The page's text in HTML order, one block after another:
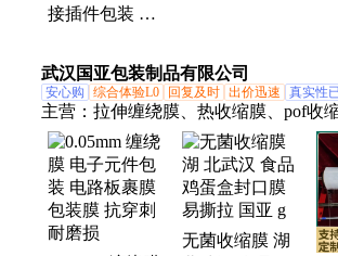
接插件包装 颜
刀具vci防锈膜
武汉国亚包装制品有限公司
安心购 综合体验L0 回复及时 出价迅速 真实性
主营： 拉伸缠绕膜、热收缩膜、pof收
膜、收缩包装膜、PE缠绕膜、包装缠
袋
无菌收缩膜 湖